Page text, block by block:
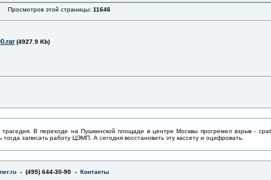
Просмотров этой страницы: 11646
(4927.9 Kb)
В переходе на Пушкинской площади в центре Москвы прогремел взрыв -
записать работу ЦЭМП. А сегодня восстановить эту кассету и оцифровать.
- (495) 644-30-90 - Контакты